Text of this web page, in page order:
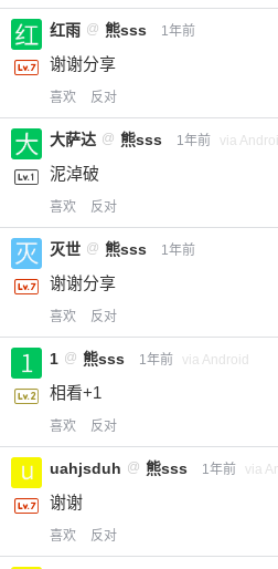
红雨 @ 熊sss 1年前
谢谢分享
喜欢 反对
大萨达 @ 熊sss 1年前 via
泥淖破
喜欢 反对
灭世 @ 熊sss 1年前
谢谢分享
喜欢 反对
1 @ 熊sss 1年前 via Android
相看+1
喜欢 反对
uahjsduh @ 熊sss 1年前 via
谢谢
喜欢 反对